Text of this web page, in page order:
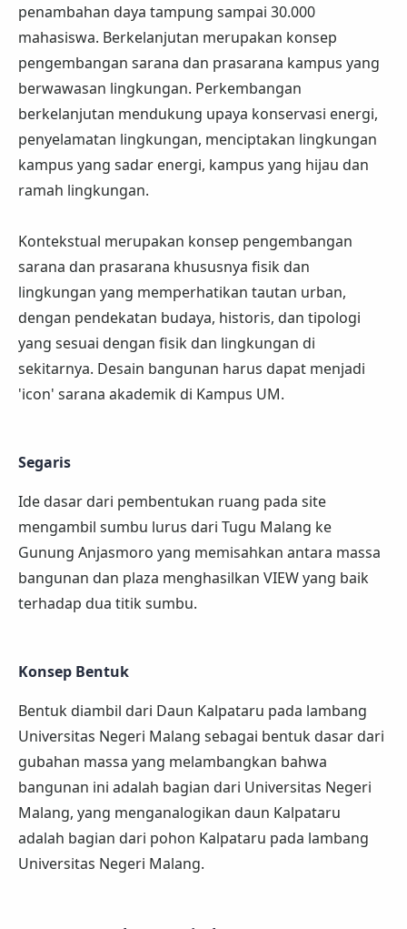
penambahan daya tampung sampai 30.000
mahasiswa. Berkelanjutan merupakan konsep
pengembangan sarana dan prasarana kampus yang
berwawasan lingkungan. Perkembangan
berkelanjutan mendukung upaya konservasi energi,
penyelamatan lingkungan, menciptakan lingkungan
kampus yang sadar energi, kampus yang hijau dan
ramah lingkungan.
Kontekstual merupakan konsep pengembangan
sarana dan prasarana khususnya fisik dan
lingkungan yang memperhatikan tautan urban,
dengan pendekatan budaya, historis, dan tipologi
yang sesuai dengan fisik dan lingkungan di
sekitarnya. Desain bangunan harus dapat menjadi
'icon' sarana akademik di Kampus UM.
Segaris
Ide dasar dari pembentukan ruang pada site
mengambil sumbu lurus dari Tugu Malang ke
Gunung Anjasmoro yang memisahkan antara massa
bangunan dan plaza menghasilkan VIEW yang baik
terhadap dua titik sumbu.
Konsep Bentuk
Bentuk diambil dari Daun Kalpataru pada lambang
Universitas Negeri Malang sebagai bentuk dasar dari
gubahan massa yang melambangkan bahwa
bangunan ini adalah bagian dari Universitas Negeri
Malang, yang menganalogikan daun Kalpataru
adalah bagian dari pohon Kalpataru pada lambang
Universitas Negeri Malang.